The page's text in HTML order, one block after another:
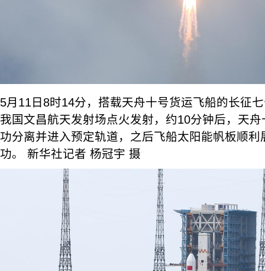
5月11日8时14分，搭载天舟十号货运飞船的长征
我国文昌航天发射场点火发射，约10分钟后，天
功分离并进入预定轨道，之后飞船太阳能帆板顺
功。 新华社记者 杨冠宇 摄